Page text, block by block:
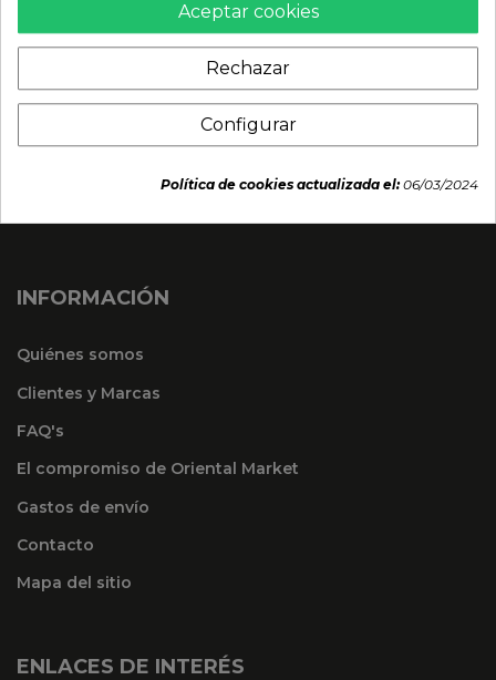
INFORMACIÓN
Quiénes somos
Clientes y Marcas
FAQ's
El compromiso de Oriental Market
Gastos de envío
Contacto
Mapa del sitio
ENLACES DE INTERÉS
Aceptar cookies
Rechazar
Configurar
Política de cookies actualizada el:06/03/2024